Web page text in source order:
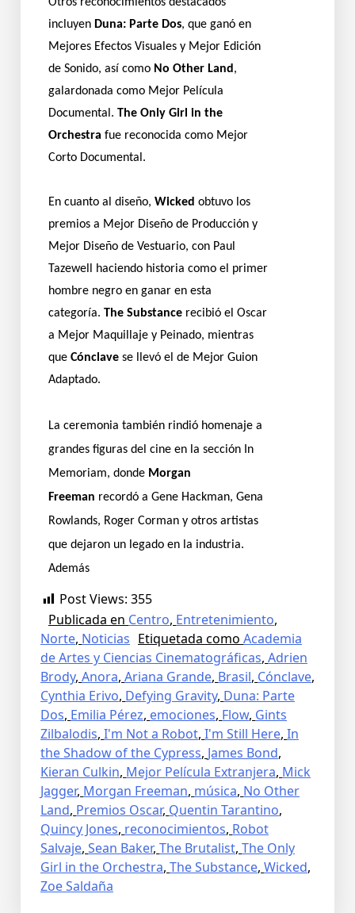
incluyen Duna: Parte Dos, que ganó en
Mejores Efectos Visuales y Mejor Edición
de Sonido, así como No Other Land ,
galardonada como Mejor Película
Documental. The Only Girl in the
Orchestra fue reconocida como Mejor
Corto Documental.
En cuanto al diseño, Wicked obtuvo los
premios a Mejor Diseño de Producción y
Mejor Diseño de Vestuario, con Paul
Tazewell haciendo historia como el primer
hombre negro en ganar en esta
categoría. The Substance recibió el Oscar
a Mejor Maquillaje y Peinado, mientras
que Cónclave se llevó el de Mejor Guion
Adaptado.
La ceremonia también rindió homenaje a
grandes figuras del cine en la sección In
Memoriam, donde Morgan
Freeman recordó a Gene Hackman, Gena
Rowlands, Roger Corman y otros artistas
que dejaron un legado en la industria.
Además
Post Views: 355
Publicada en Centro, Entretenimiento,
Norte, Noticias Etiquetada como Academia
de Artes y Ciencias Cinematográficas, Adrien
Brody, Anora, Ariana Grande, Brasil, Cónclave,
Cynthia Erivo, Defying Gravity, Duna: Parte
Dos, Emilia Pérez, emociones, Flow, Gints
Zilbalodis, I'm Not a Robot, I'm Still Here, In
the Shadow of the Cypress, James Bond,
Kieran Culkin, Mejor Película Extranjera, Mick
Jagger, Morgan Freeman, música, No Other
Land, Premios Oscar, Quentin Tarantino,
Quincy Jones, reconocimientos, Robot
Salvaje, Sean Baker, The Brutalist, The Only
Girl in the Orchestra, The Substance, Wicked,
Zoe Saldaña